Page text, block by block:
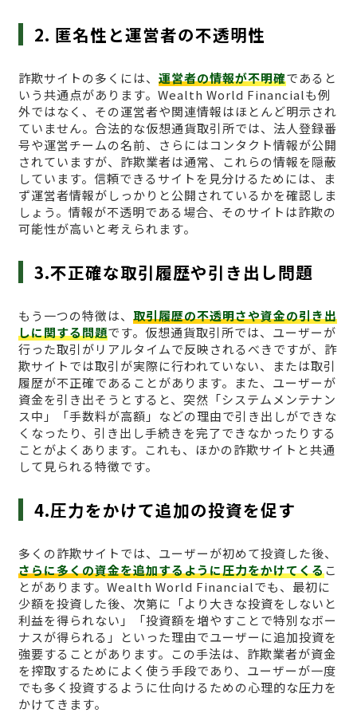
2. 匿名性と運営者の不透明性
詐欺サイトの多くには、 運営者の情報が不明確であると
いう共通点があります。Wealth World Financialも例
外ではなく、その運営者や関連情報はほとんど明示され
ていません。合法的な仮想通貨取引所では、法人登録番
号や運営チームの名前、さらにはコンタクト情報が公開
されていますが、詐欺業者は通常、これらの情報を隠蔽
しています。信頼できるサイトを見分けるためには、ま
ず運営者情報がしっかりと公開されているかを確認しま
しょう。情報が不透明である場合、そのサイトは詐欺の
可能性が高いと考えられます。
3.不正確な取引履歴や引き出し問題
もう一つの特徴は、 取引履歴の不透明さや資金の引き出
しに関する問題です。仮想通貨取引所では、ユーザーが
行った取引がリアルタイムで反映されるべきですが、詐
欺サイトでは取引が実際に行われていない、または取引
履歴が不正確であることがあります。また、ユーザーが
資金を引き出そうとすると、突然「システムメンテナン
ス中」「手数料が高額」などの理由で引き出しができな
くなったり、引き出し手続きを完了できなかったりする
ことがよくあります。これも、ほかの詐欺サイトと共通
して見られる特徴です。
4.圧力をかけて追加の投資を促す
多くの詐欺サイトでは、ユーザーが初めて投資した後、
さらに多くの資金を追加するように圧力をかけてくるこ
とがあります。Wealth World Financialでも、最初に
少額を投資した後、次第に「より大きな投資をしないと
利益を得られない」「投資額を増やすことで特別なボー
ナスが得られる」といった理由でユーザーに追加投資を
強要することがあります。この手法は、詐欺業者が資金
を搾取するためによく使う手段であり、ユーザーが一度
でも多く投資するように仕向けるための心理的な圧力を
かけてきます。